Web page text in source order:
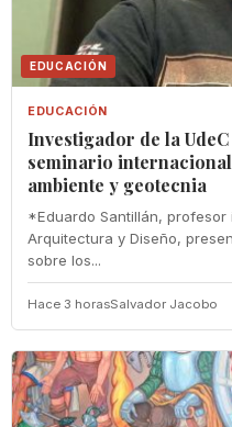
EDUCACIÓN
EDUCACIÓN
Investigador de la
seminario
ambiente y geotecnia
*Eduardo Santillán,
Arquitectura y Diseño,
sobre los...
Hace 3 horasSalvador Jacobo